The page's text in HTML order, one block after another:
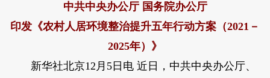
中共中央办公厅 国务院办公厅
印发《农村人居环境整治提升五年行动方案（2021－
2025年）》
新华社北京12月5日电 近日，中共中央办公厅、